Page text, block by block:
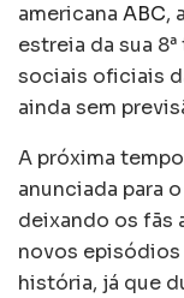
americana ABC,
estreia da sua
sociais oficiais
ainda sem
A próxima
anunciada para
deixando os fãs
novos episódios
história, já que